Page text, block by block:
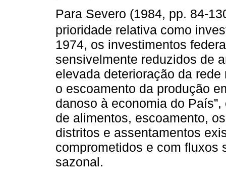
Para Severo (1984, pp. 84-
prioridade relativa como
1974, os investimentos
sensivelmente reduzidos de
elevada deterioração da
o escoamento da produção
danoso à economia do
de alimentos, escoamento,
distritos e assentamentos
comprometidos e com fluxos
sazonal.